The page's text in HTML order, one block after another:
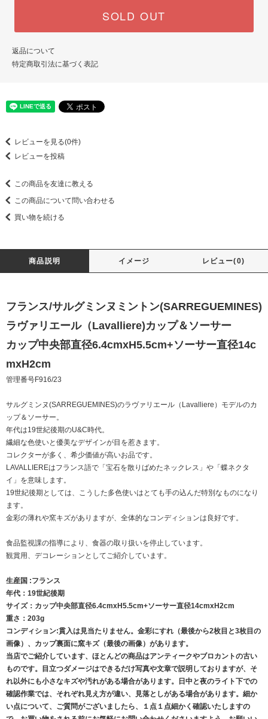
SOLD OUT
返品について
特定商取引法に基づく表記
レビューを見る(0件)
レビューを投稿
この商品を友達に教える
この商品について問い合わせる
買い物を続ける
商品説明 イメージ レビュー(0)
フランス/サルグミンヌミントン(SARREGUEMINES)
ラヴァリエール（Lavalliere)カップ＆ソーサー
カップ中央部直径6.4cmxH5.5cm+ソーサー直径14c
mxH2cm
管理番号F916/23
サルグミンヌ(SARREGUEMINES)のラヴァリエール（Lavalliere）モデルのカ
ップ＆ソーサー。
年代は19世紀後期のU&C時代。
繊細な色使いと優美なデザインが目を惹きます。
コレクターが多く、希少価値が高いお品です。
LAVALLIEREはフランス語で「宝石を散りばめたネックレス」や「蝶ネクタ
イ」を意味します。
19世紀後期としては、こうした多色使いはとても手の込んだ特別なものになり
ます。
金彩の薄れや窯キズがありますが、全体的なコンディションは良好です。
食品監視課の指導により、食器の取り扱いを停止しています。
観賞用、デコレーションとしてご紹介しています。
生産国 :フランス
年代：19世紀後期
サイズ：カップ中央部直径6.4cmxH5.5cm+ソーサー直径14cmxH2cm
重さ：203g
コンディション:貫入は見当たりません。金彩にすれ（最後から2枚目と3枚目の
画像）、カップ裏面に窯キズ（最後の画像）があります。
当店でご紹介しています、ほとんどの商品はアンティークやブロカントの古い
ものです。目立つダメージはできるだけ写真や文章で説明しておりますが、そ
れ以外にも小さなキズや汚れがある場合があります。日中と夜のライト下での
確認作業では、それぞれ見え方が違い、見落としがある場合があります。細か
い点について、ご質問がございましたら、１点１点細かく確認いたしますの